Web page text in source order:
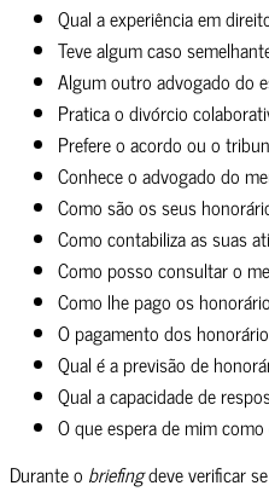
Qual a experiência em
Teve algum caso
Algum outro advogado do
Pratica o divórcio
Prefere o acordo ou o
Conhece o advogado do
Como são os seus
Como contabiliza as suas
Como posso consultar o
Como lhe pago os
O pagamento dos
Qual é a previsão de
Qual a capacidade de
O que espera de mim
Durante o briefingdeve verificar